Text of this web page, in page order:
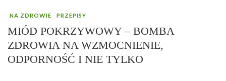
NA ZDROWIE PRZEPISY
MIÓD POKRZYWOWY – BOMBA
ZDROWIA NA WZMOCNIENIE,
ODPORNOŚĆ I NIE TYLKO